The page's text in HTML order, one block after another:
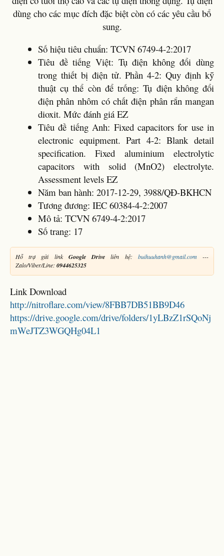
dùng cho các mục đích đặc biệt còn có các yêu cầu bổ
sung.​
Số hiệu tiêu chuẩn: TCVN 6749-4-2:2017
Tiêu đề tiếng Việt: Tụ điện không đổi dùng
trong thiết bị điện tử. Phần 4-2: Quy định kỹ
thuật cụ thể còn để trống: Tụ điện không đổi
điện phân nhôm có chất điện phân rắn mangan
dioxit. Mức đánh giá EZ
Tiêu đề tiếng Anh: Fixed capacitors for use in
electronic equipment. Part 4-2: Blank detail
specification. Fixed aluminium electrolytic
capacitors with solid (MnO2) electrolyte.
Assessment levels EZ
Năm ban hành: 2017-12-29, 3988/QĐ-BKHCN
Tương đương: IEC 60384-4-2:2007
Mô tả: TCVN 6749-4-2:2017
Số trang: 17
Hỗ trợ gửi link Google Drive liên hệ: buihuuhanh@gmail.com---
Zalo/Viber/Line: 0944625325
Link Download
http://nitroflare.com/view/8FBB7DB51BB9D46
https://drive.google.com/drive/folders/1yLBzZ1rSQoNj
mWeJTZ3WGQHg04L1